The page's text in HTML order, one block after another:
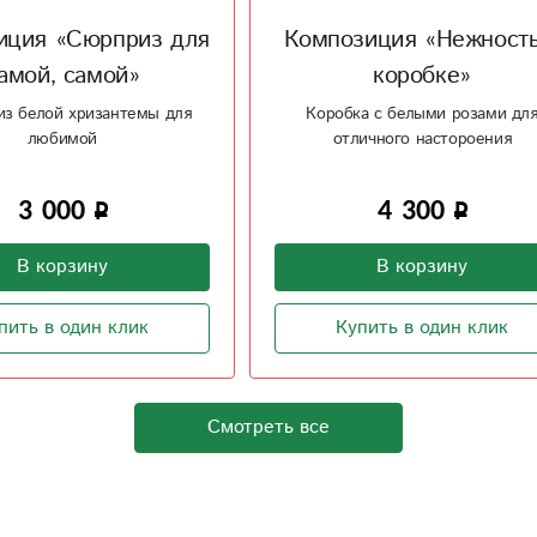
«Нежность в
коробке»
с белыми розами для
отличного настороения
4 300
В корзину
в один клик
Композиция в
«Буря эмоций»
Яркая корзина из гербер и
5 800
В корзину
Купить в один клик
Смотреть все